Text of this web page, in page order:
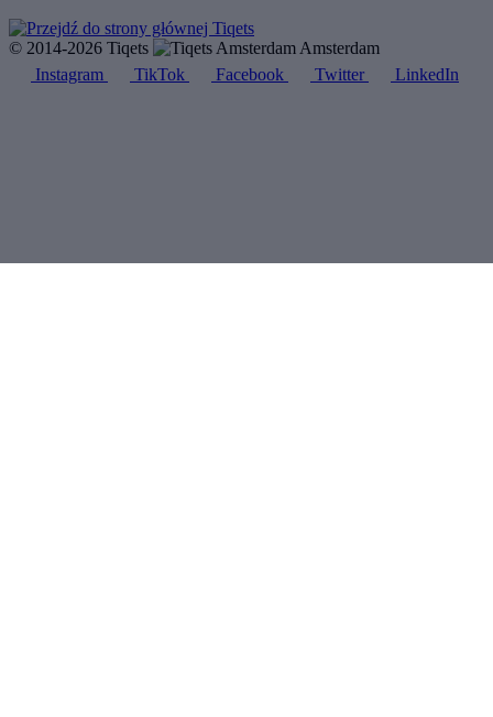
© 2014-2026 Tiqets
Amsterdam
Instagram
TikTok Facebook Twitter LinkedIn